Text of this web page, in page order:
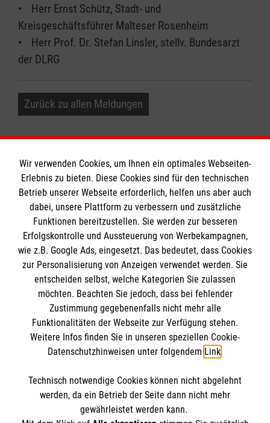
• Herr Ernst Schütz, Stadt- und
Kreisgeschäftsführer Malteser Rosenheim
• Herr Prof. Dr. Stefan Linsler, stellv. Bundesarzt
der DLRG
Zurück zu allen Meldungen
Informationen
Impressum
Datenschutz
Kontakt
Barrierefreiheit
Die Malteser
Malteser in Deutschland
Malteserorden
Sharepoint
Spendenkonto
Bank: PAX Bank für Kirche und Caritas eG
IBAN: DE35 3706 0120 1201 2135 30
So finden Sie uns
Wir verwenden Cookies, um Ihnen ein optimales Webseiten-
Erlebnis zu bieten. Diese Cookies sind für den technischen
Betrieb unserer Webseite erforderlich, helfen uns aber auch
dabei, unsere Plattform zu verbessern und zusätzliche
Funktionen bereitzustellen. Sie werden zur besseren
Erfolgskontrolle und Aussteuerung von Werbekampagnen,
wie z.B. Google Ads, eingesetzt. Das bedeutet, dass Cookies
zur Personalisierung von Anzeigen verwendet werden. Sie
entscheiden selbst, welche Kategorien Sie zulassen
möchten. Beachten Sie jedoch, dass bei fehlender
Zustimmung gegebenenfalls nicht mehr alle
Funktionalitäten der Webseite zur Verfügung stehen.
Weitere Infos finden Sie in unseren speziellen Cookie-
Datenschutzhinweisen unter folgendem Link.
Technisch notwendige Cookies können nicht abgelehnt
werden, da ein Betrieb der Seite dann nicht mehr
gewährleistet werden kann.